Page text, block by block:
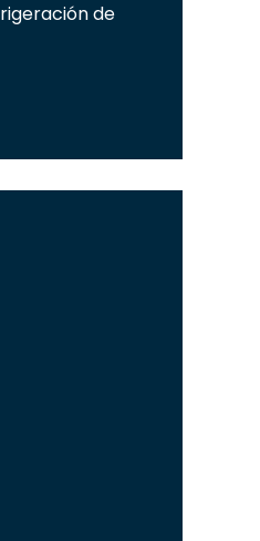
de